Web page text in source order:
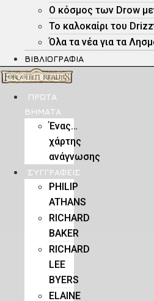
O κόσμος των Drow
To καλοκαίρι του
Όλα τα νέα για τα
ΒΙΒΛΙΟΓΡΑΦΊΑ
ΠΡΏΤΑ
ΒΉΜΑΤΑ
Ένας…
χάρτης
ανάγνωσης
ΣΥΓΓΡΑΦΕΊΣ
PHILIP
ATHANS
RICHARD
BAKER
RICHARD
LEE
BYERS
ELAINE